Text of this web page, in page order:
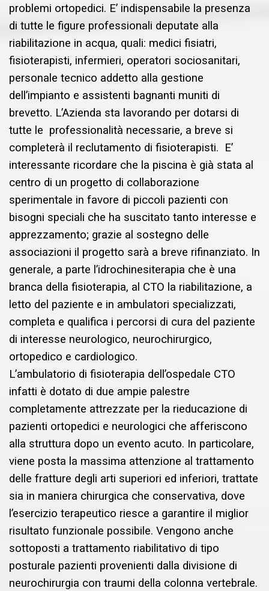
problemi ortopedici. E’ indispensabile la presenza
di tutte le figure professionali deputate alla
riabilitazione in acqua, quali: medici fisiatri,
fisioterapisti, infermieri, operatori sociosanitari,
personale tecnico addetto alla gestione
dell’impianto e assistenti bagnanti muniti di
brevetto. L’Azienda sta lavorando per dotarsi di
tutte le professionalità necessarie, a breve si
completerà il reclutamento di fisioterapisti. E’
interessante ricordare che la piscina è già stata al
centro di un progetto di collaborazione
sperimentale in favore di piccoli pazienti con
bisogni speciali che ha suscitato tanto interesse e
apprezzamento; grazie al sostegno delle
associazioni il progetto sarà a breve rifinanziato. In
generale, a parte l’idrochinesiterapia che è una
branca della fisioterapia, al CTO la riabilitazione, a
letto del paziente e in ambulatori specializzati,
completa e qualifica i percorsi di cura del paziente
di interesse neurologico, neurochirurgico,
ortopedico e cardiologico.
L’ambulatorio di fisioterapia dell’ospedale CTO
infatti è dotato di due ampie palestre
completamente attrezzate per la rieducazione di
pazienti ortopedici e neurologici che afferiscono
alla struttura dopo un evento acuto. In particolare,
viene posta la massima attenzione al trattamento
delle fratture degli arti superiori ed inferiori, trattate
sia in maniera chirurgica che conservativa, dove
l’esercizio terapeutico riesce a garantire il miglior
risultato funzionale possibile. Vengono anche
sottoposti a trattamento riabilitativo di tipo
posturale pazienti provenienti dalla divisione di
neurochirurgia con traumi della colonna vertebrale.